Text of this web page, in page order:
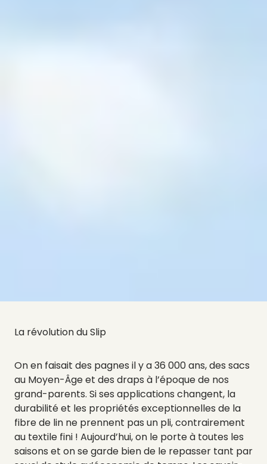
La révolution du Slip
On en faisait des pagnes il y a 36 000 ans, des sacs
au Moyen-Âge et des draps à l’époque de nos
grand-parents. Si ses applications changent, la
durabilité et les propriétés exceptionnelles de la
fibre de lin ne prennent pas un pli, contrairement
au textile fini ! Aujourd’hui, on le porte à toutes les
saisons et on se garde bien de le repasser tant par